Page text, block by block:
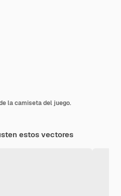
la camiseta del juego.
estos vectores